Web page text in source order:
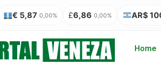
€ 5,87 0,00% 6,86 0,00% AR$
Home